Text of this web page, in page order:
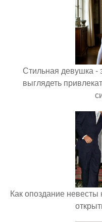
Стильная девушка -
выглядеть
Как опоздание